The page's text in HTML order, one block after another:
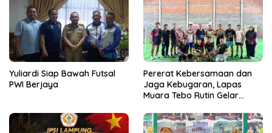
Yuliardi Siap Bawah Futsal
PWI Berjaya
Pererat Kebersamaan dan
Jaga Kebugaran, Lapas
Muara Tebo Rutin Gelar